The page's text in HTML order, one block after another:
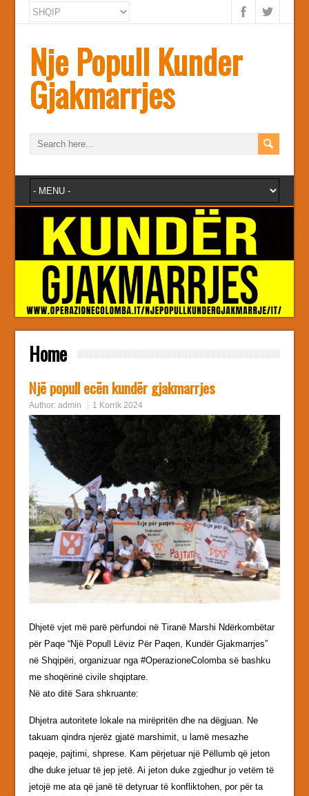
Nje Popull Kunder
Gjakmarrjes
Home
Një popull ecën kundër gjakmarrjes
Author:admin 1 Korrik 2024
Dhjetë vjet më parë përfundoi në Tiranë Marshi Ndërkombëtar
për Paqe “Një Popull Lëviz Për Paqen, Kundër Gjakmarrjes”
në Shqipëri, organizuar nga #OperazioneColomba së bashku
me shoqërinë civile shqiptare.
Në ato ditë Sara shkruante:
Dhjetra autoritete lokale na mirëpritën dhe na dëgjuan. Ne
takuam qindra njerëz gjatë marshimit, u lamë mesazhe
paqeje, pajtimi, shprese. Kam përjetuar një Pëllumb që jeton
dhe duke jetuar të jep jetë. Ai jeton duke zgjedhur jo vetëm të
jetojë me ata që janë të detyruar të konfliktohen, por për ta